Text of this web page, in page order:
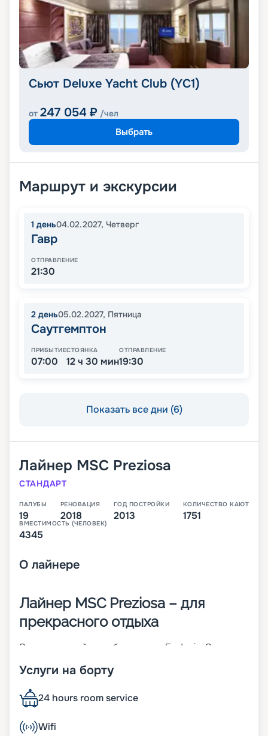
Сьют Deluxe Yacht Club (YC1)
от 247 054 ₽ /чел
Выбрать
Маршрут и экскурсии
1 день04.02.2027, Четверг
Гавр
ОТПРАВЛЕНИЕ
21:30
2 день05.02.2027, Пятница
Саутгемптон
ПРИБЫТИЕ
07:00
СТОЯНКА
12 ч 30 мин
ОТПРАВЛЕНИЕ
19:30
Показать все дни (6)
Лайнер MSC Preziosa
СТАНДАРТ
ПАЛУБЫ
19
РЕНОВАЦИЯ
2018
ГОД ПОСТРОЙКИ
2013
КОЛИЧЕСТВО КАЮТ
1751
ВМЕСТИМОСТЬ (ЧЕЛОВЕК)
4345
О лайнере
Лайнер MSC Preziosa – для
прекрасного отдыха
Это четвертый корабль класса Fantasia. Это
палубное судно спущено на воду в 2013 году, а в
все условия для прекрасного отдыха.
Особенности лайнера:
• ширина – 38 м;
• длина – 333 м;
Услуги на борту
24 hours room service
Wifi